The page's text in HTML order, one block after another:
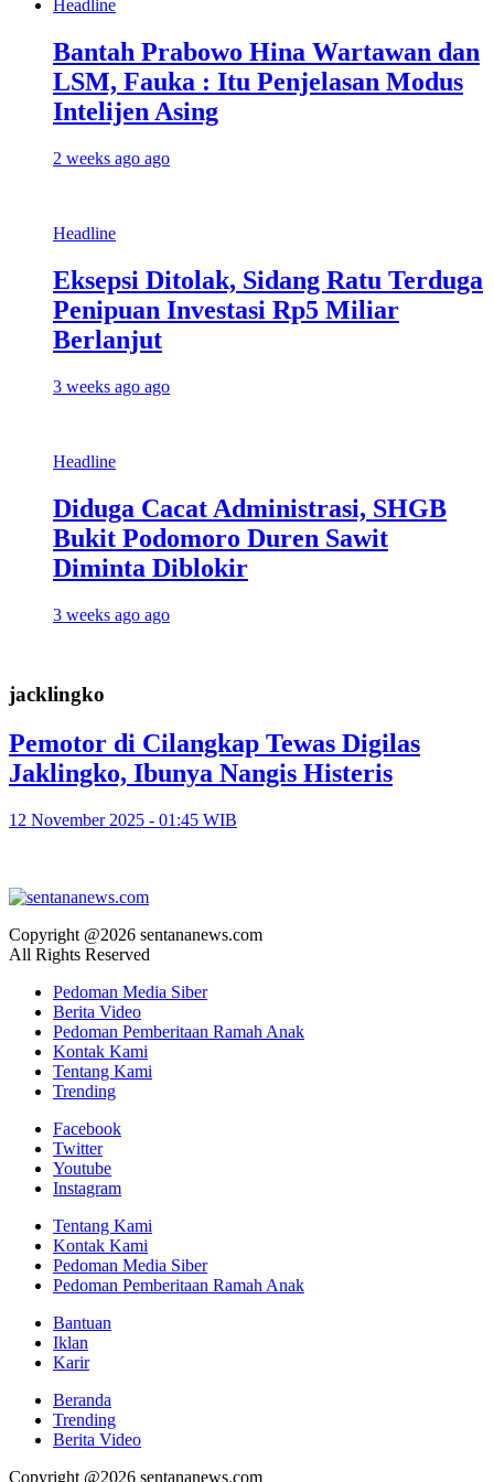
Headline
Bantah Prabowo Hina Wartawan dan
LSM, Fauka : Itu Penjelasan Modus
Intelijen Asing
2 weeks ago ago
Headline
Eksepsi Ditolak, Sidang Ratu Terduga
Penipuan Investasi Rp5 Miliar
Berlanjut
3 weeks ago ago
Headline
Diduga Cacat Administrasi, SHGB
Bukit Podomoro Duren Sawit
Diminta Diblokir
3 weeks ago ago
jacklingko
Pemotor di Cilangkap Tewas Digilas
Jaklingko, Ibunya Nangis Histeris
12 November 2025 - 01:45 WIB
Copyright @2026 sentananews.com
All Rights Reserved
Pedoman Media Siber
Berita Video
Pedoman Pemberitaan Ramah Anak
Kontak Kami
Tentang Kami
Trending
Facebook
Twitter
Youtube
Instagram
Tentang Kami
Kontak Kami
Pedoman Media Siber
Pedoman Pemberitaan Ramah Anak
Bantuan
Iklan
Karir
Beranda
Trending
Berita Video
Copyright @2026 sentananews.com